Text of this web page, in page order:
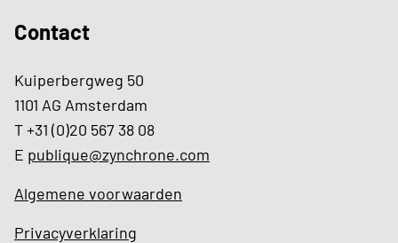
Contact
Kuiperbergweg 50
1101 AG Amsterdam
T +31 (0)20 567 38 08
E publique@zynchrone.com
Algemene voorwaarden
Privacyverklaring